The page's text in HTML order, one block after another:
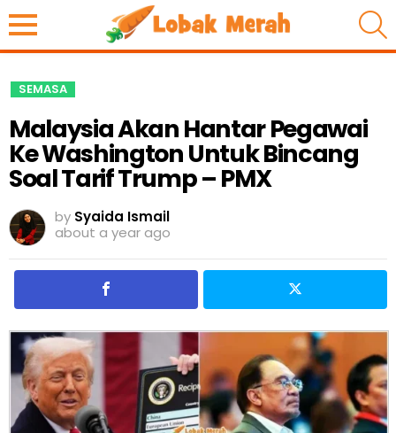
SEMASA
Malaysia Akan Hantar Pegawai
Ke Washington Untuk Bincang
Soal Tarif Trump – PMX
by Syaida Ismail
about a year ago